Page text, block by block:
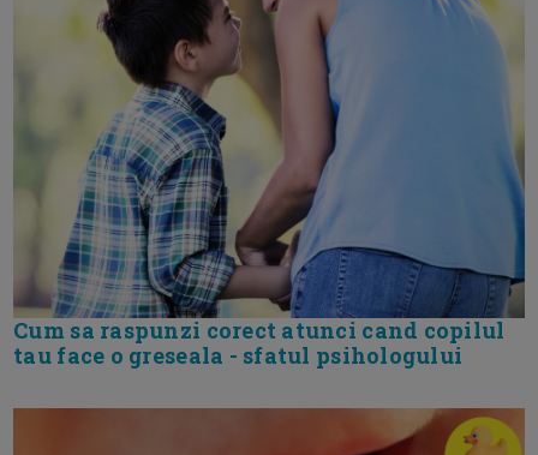
Cum sa raspunzi corect atunci cand copilul
tau face o greseala - sfatul psihologului